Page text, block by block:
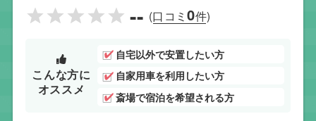
-- (口コミ0件)
こんな方に
オススメ
自宅以外で安置したい方
自家用車を利用したい方
斎場で宿泊を希望される方